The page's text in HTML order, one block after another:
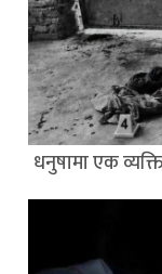
धनुषामा एक